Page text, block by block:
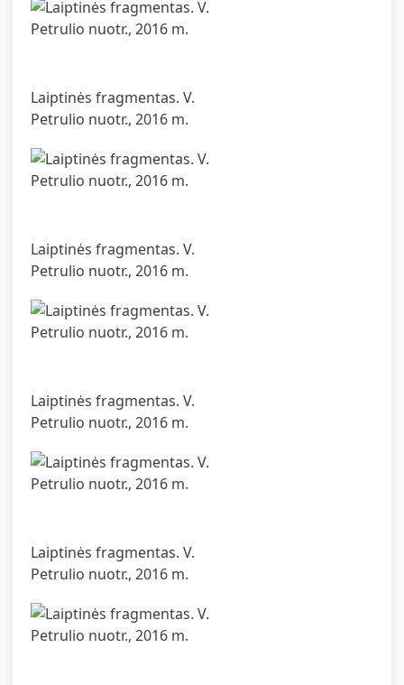
Laiptinės fragmentas. V.
Petrulio nuotr., 2016 m.
Laiptinės fragmentas. V.
Petrulio nuotr., 2016 m.
Laiptinės fragmentas. V.
Petrulio nuotr., 2016 m.
Laiptinės fragmentas. V.
Petrulio nuotr., 2016 m.